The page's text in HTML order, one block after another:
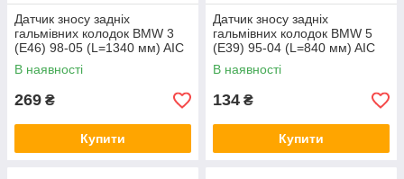
Датчик зносу задніх
гальмівних колодок BMW 3
(E46) 98-05 (L=1340 мм) AIC
52281
В наявності
269 ₴
Купити
Датчик зносу задніх
гальмівних колодок BMW 5
(E39) 95-04 (L=840 мм) AIC
52277
В наявності
134 ₴
Купити